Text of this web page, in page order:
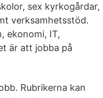
sex kyrkogårdar,
verksamhetsstöd.
ekonomi, IT,
är att jobba på
Rubrikerna kan